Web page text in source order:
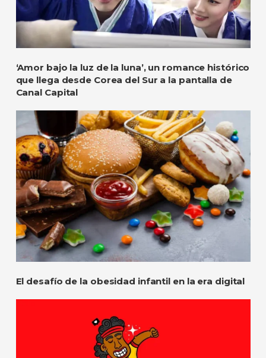
‘Amor bajo la luz de la luna’, un romance histórico
que llega desde Corea del Sur a la pantalla de
Canal Capital
El desafío de la obesidad infantil en la era digital